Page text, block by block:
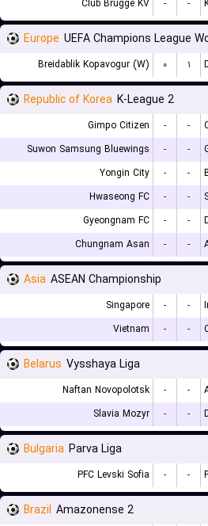
Club Brugge KV - -
Europe UEFA Champions League
Breidablik Kopavogur (W) ۰ ۱
Republic of Korea K-League 2
Gimpo Citizen - -
Suwon Samsung Bluewings
- -
Yongin City
- -
Hwaseong FC
- -
Gyeongnam FC
- -
Chungnam Asan
- -
Asia ASEAN Championship
Singapore - -
Vietnam
- -
Belarus Vysshaya Liga
Naftan Novopolotsk - -
Slavia Mozyr
- -
Bulgaria Parva Liga
PFC Levski Sofia - -
Brazil Amazonense 2